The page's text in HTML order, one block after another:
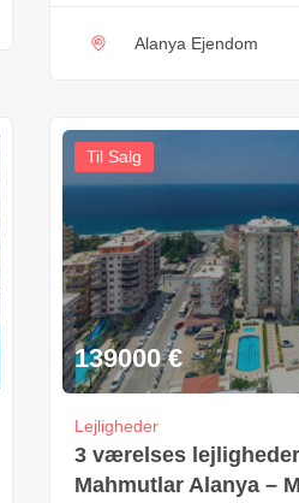
Alanya Ejendom
Til Salg
139000 €
Lejligheder
3 værelses
Mahmutlar Alanya –